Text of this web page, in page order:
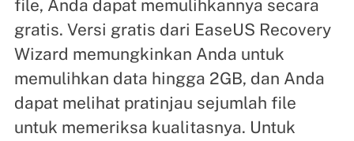
file, Anda dapat memulihkannya secara
gratis. Versi gratis dari EaseUS Recovery
Wizard memungkinkan Anda untuk
memulihkan data hingga 2GB, dan Anda
dapat melihat pratinjau sejumlah file
untuk memeriksa kualitasnya. Untuk